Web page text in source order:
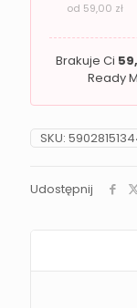
od 59,00 zł
Brakuje Ci
Ready
SKU:
Udostępnij